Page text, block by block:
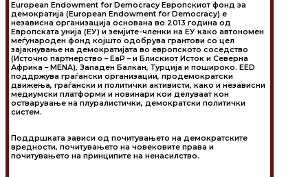
European Endowment for Democracy Европскиот фонд за
демократија (European Endowment for Democracy) е
независна организација основана во 2013 година од
Европската унија (ЕУ) и земјите-членки на ЕУ како автономен
меѓународен фонд којшто одобрува грантови со цел
зајакнување на демократијата во европското соседство
(Источно партнерство – EaP – и Блискиот Исток и Северна
Африка – MENA), Западен Балкан, Турција и пошироко. EED
поддржува граѓански организации, продемократски
движења, граѓански и политички активисти, како и независни
медиумски платформи и новинари кои делуваат кон
остварување на плуралистички, демократски политички
систем.
Поддршката зависи од почитувањето на демократските
вредности, почитувањето на човековите права и
почитувањето на принципите на ненасилство.